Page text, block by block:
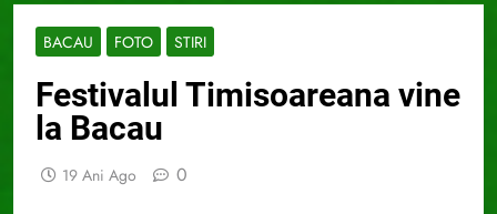
BACAU FOTO STIRI
Festivalul Timisoareana vine
la Bacau
19 Ani Ago 0